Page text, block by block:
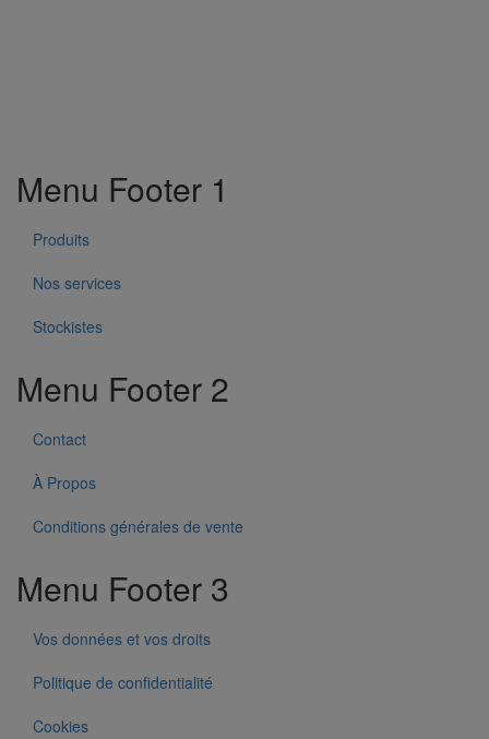
Menu Footer 1
Produits
Nos services
Stockistes
Menu Footer 2
Contact
À Propos
Conditions générales de vente
Menu Footer 3
Vos données et vos droits
Politique de confidentialité
Cookies